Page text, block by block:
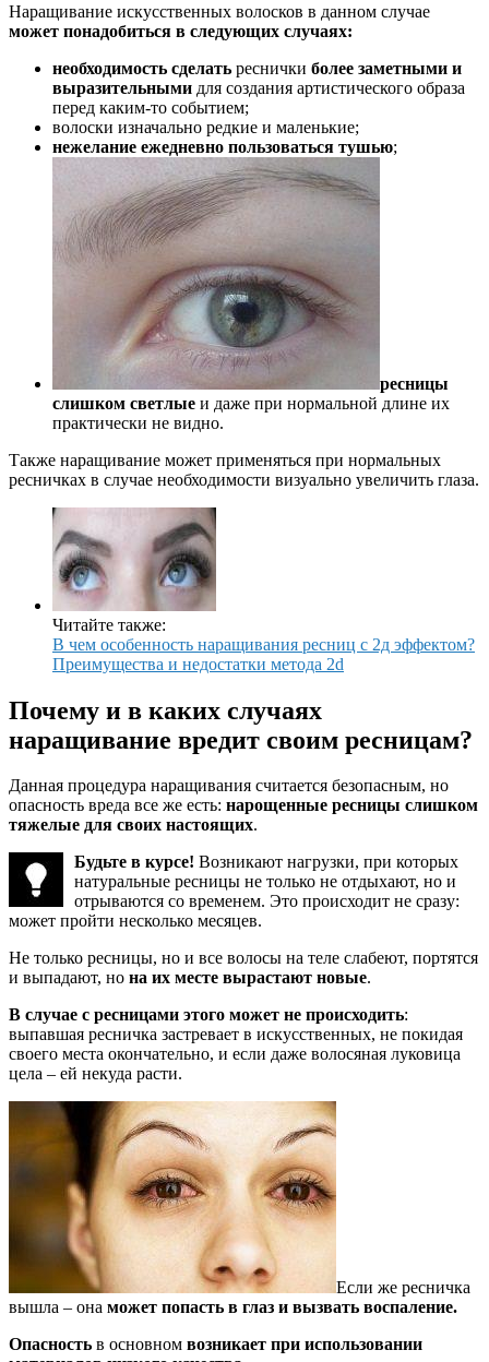
Наращивание искусственных волосков в данном случае
может понадобиться в следующих случаях:
необходимость сделать реснички более заметными и
выразительными для создания артистического образа
перед каким-то событием;
волоски изначально редкие и маленькие;
нежелание ежедневно пользоваться тушью;
ресницы
слишком светлые и даже при нормальной длине их
практически не видно.
Также наращивание может применяться при нормальных
ресничках в случае необходимости визуально увеличить глаза.
Читайте также:
В чем особенность наращивания ресниц с 2д эффектом?
Преимущества и недостатки метода 2d
Почему и в каких случаях
наращивание вредит своим ресницам?
Данная процедура наращивания считается безопасным, но
опасность вреда все же есть: нарощенные ресницы слишком
тяжелые для своих настоящих.
Будьте в курсе! Возникают нагрузки, при которых
натуральные ресницы не только не отдыхают, но и
отрываются со временем. Это происходит не сразу:
может пройти несколько месяцев.
Не только ресницы, но и все волосы на теле слабеют, портятся
и выпадают, но на их месте вырастают новые.
В случае с ресницами этого может не происходить:
выпавшая ресничка застревает в искусственных, не покидая
своего места окончательно, и если даже волосяная луковица
цела – ей некуда расти.
Если же ресничка
вышла – она может попасть в глаз и вызвать воспаление.
Опасность в основном возникает при использовании